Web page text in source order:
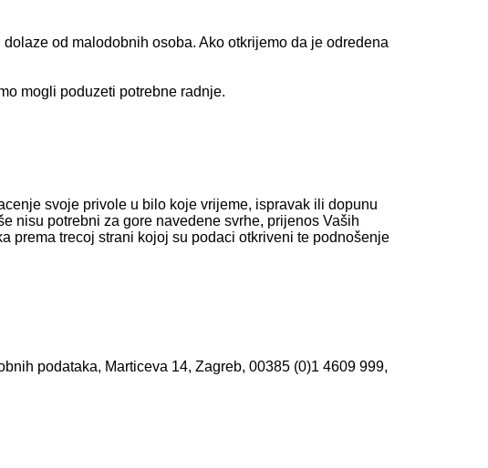
od malodobnih osoba. Ako otkrijemo da je odredena
mogli poduzeti potrebne radnje.
svoje privole u bilo koje vrijeme, ispravak ili dopunu
nisu potrebni za gore navedene svrhe, prijenos Vaših
prema trecoj strani kojoj su podaci otkriveni te podnošenje
podataka, Marticeva 14, Zagreb, 00385 (0)1 4609 999,